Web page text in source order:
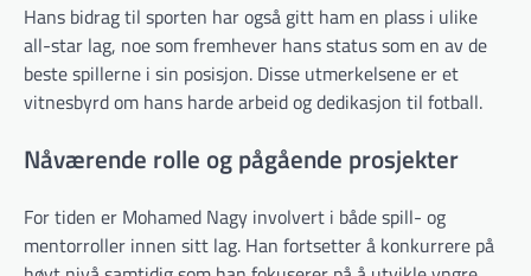
Hans bidrag til sporten har også gitt ham en plass i ulike
all-star lag, noe som fremhever hans status som en av de
beste spillerne i sin posisjon. Disse utmerkelsene er et
vitnesbyrd om hans harde arbeid og dedikasjon til fotball.
Nåværende rolle og pågående prosjekter
For tiden er Mohamed Nagy involvert i både spill- og
mentorroller innen sitt lag. Han fortsetter å konkurrere på